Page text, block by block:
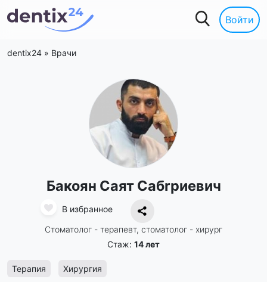
Войти
dentix24 » Врачи
Бакоян Саят Сабrриевич
В избранное
Стоматолог - терапевт, стоматолог - хирург
Стаж: 14 лет
Терапия Хирургия